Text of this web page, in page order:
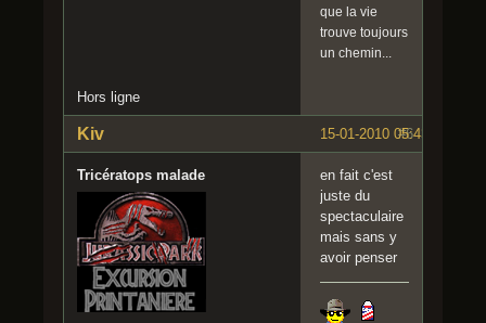
que la vie
trouve toujours
un chemin...
Hors ligne
#6
15-01-2010 05:43:57
Kiv
Tricératops malade
en fait c'est
juste du
spectaculaire
mais sans y
avoir penser